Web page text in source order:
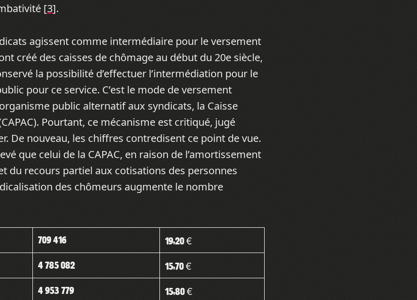
[3].
agissent comme intermédiaire pour le versement
créé des caisses de chômage au début du 20e siècle,
la possibilité d’effectuer l’intermédiation pour le
pour ce service. C’est le mode de versement
public alternatif aux syndicats, la Caisse
Pourtant, ce mécanisme est critiqué, jugé
De nouveau, les chiffres contredisent ce point de vue.
que celui de la CAPAC, en raison de l’amortissement
du recours partiel aux cotisations des personnes
des chômeurs augmente le nombre
709 416 19,20 €
4 785 082 15,70 €
4 953 779 15,80 €